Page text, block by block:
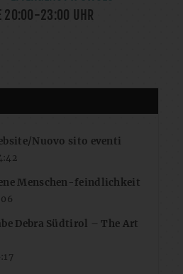
20:00-23:00 UHR
Nuovo sito eventi
Menschen-feindlichkeit
Debra Südtirol – The Art